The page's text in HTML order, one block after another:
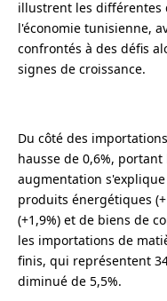
illustrent les différentes
l'économie tunisienne,
confrontés à des défis
signes de croissance.
Du côté des
hausse de 0,6%,
augmentation
produits énergétiques
(+1,9%) et de biens de
les importations de
finis, qui représentent
diminué de 5,5%.